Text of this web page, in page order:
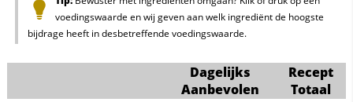
voedingswaarde en wij geven aan welk ingrediënt de hoogste
bijdrage heeft in desbetreffende voedingswaarde.
Dagelijks
Aanbevolen
Recept
Totaal